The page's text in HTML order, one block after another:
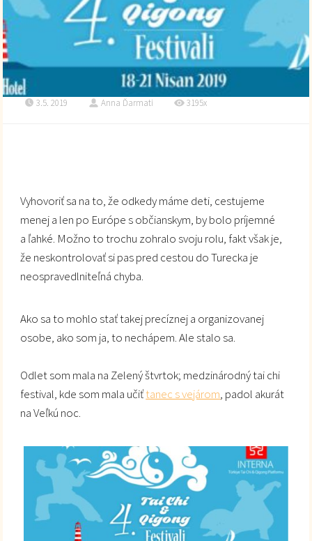
3.5. 2019 Anna Ďarmati 3195x
Vyhovoriť sa na to, že odkedy máme deti, cestujeme
menej a len po Európe s občianskym, by bolo príjemné
a ľahké. Možno to trochu zohralo svoju rolu, fakt však je,
že neskontrolovať si pas pred cestou do Turecka je
neospravedlniteľná chyba.
Ako sa to mohlo stať takej precíznej a organizovanej
osobe, ako som ja, to nechápem. Ale stalo sa.
Odlet som mala na Zelený štvrtok; medzinárodný tai chi
festival, kde som mala učiťtanec s vejárom, padol akurát
na Veľkú noc.